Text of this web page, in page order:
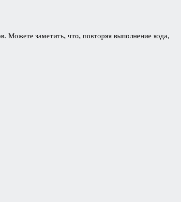
Можете заметить, что, повторяя выполнение кода,